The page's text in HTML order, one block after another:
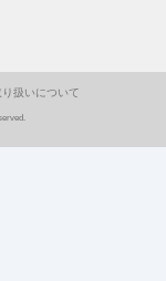
扱いについて